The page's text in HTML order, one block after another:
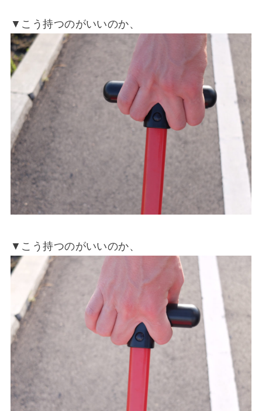
▼こう持つのがいいのか、
▼こう持つのがいいのか、